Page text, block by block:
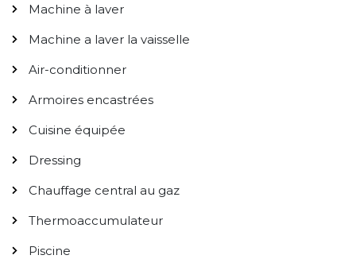
Machine à laver
Machine a laver la vaisselle
Air-conditionner
Armoires encastrées
Cuisine équipée
Dressing
Chauffage central au gaz
Thermoaccumulateur
Piscine